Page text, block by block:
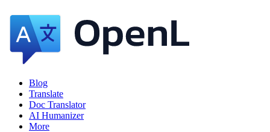
Blog
Translate
Doc Translator
AI Humanizer
More